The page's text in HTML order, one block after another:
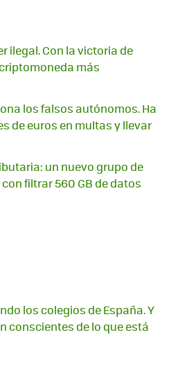
ilegal. Con la victoria de
más
los falsos autónomos. Ha
de euros en multas y llevar
un nuevo grupo de
filtrar 560 GB de datos
los colegios de España. Y
conscientes de lo que está